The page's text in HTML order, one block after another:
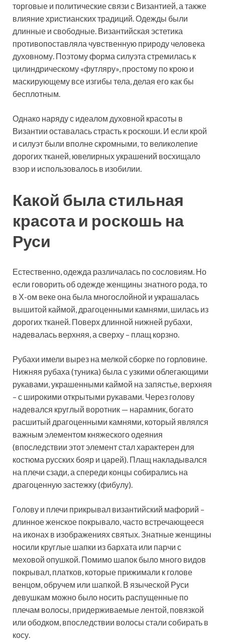
торговые и политические связи с Византией, а также
влияние христианских традиций. Одежды были
длинные и свободные. Византийская эстетика
противопоставляла чувственную природу человека
духовному. Поэтому форма силуэта стремилась к
цилиндрическому «футляру», простому по крою и
маскирующему все изгибы тела, делая его как бы
бесплотным.
Однако наряду с идеалом духовной красоты в
Византии оставалась страсть к роскоши. И если крой
и силуэт были вполне скромными, то великолепие
дорогих тканей, ювелирных украшений восхищало
взор и использовалось в изобилии.
Какой была стильная
красота и роскошь на
Руси
Естественно, одежда различалась по сословиям. Но
если говорить об одежде женщины знатного рода, то
в Х-ом веке она была многослойной и украшалась
вышитой каймой, драгоценными камнями, шилась из
дорогих тканей. Поверх длинной нижней рубахи,
надевалась верхняя, а сверху – плащ корзно.
Рубахи имели вырез на мелкой сборке по горловине.
Нижняя рубаха (туника) была с узкими облегающими
рукавами, украшенными каймой на запястье, верхняя
– с широкими открытыми рукавами. Через голову
надевался круглый воротник — нарамник, богато
расшитый драгоценными камнями, который являлся
важным элементом княжеского одеяния
(впоследствии этот элемент стал характерен для
костюма русских бояр и царей). Плащ накладывался
на плечи сзади, а спереди концы собирались на
драгоценную застежку (фибулу).
Голову и плечи прикрывал византийский мафорий –
длинное женское покрывало, часто встречающееся
на иконах в изображениях святых. Знатные женщины
носили круглые шапки из бархата или парчи с
меховой опушкой. Помимо шапок было много видов
покрывал, платков, которые прижимали к голове
венцом, обручем или шапкой. В языческой Руси
девушкам можно было носить распущенные по
плечам волосы, придерживаемые лентой, повязкой
или ободком, впоследствии волосы стали собирать в
косу.